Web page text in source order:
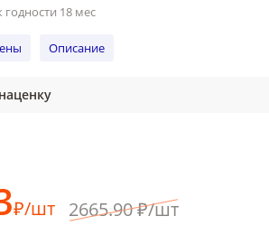
годности 18 мес
Описание
₽/шт 2665.90₽/шт